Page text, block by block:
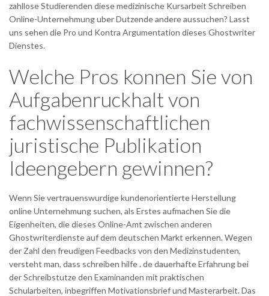
zahllose Studierenden diese medizinische Kursarbeit Schreiben
Online-Unternehmung uber Dutzende andere aussuchen? Lasst
uns sehen die Pro und Kontra Argumentation dieses Ghostwriter
Dienstes.
Welche Pros konnen Sie von
Aufgabenruckhalt von
fachwissenschaftlichen
juristische Publikation
Ideengebern gewinnen?
Wenn Sie vertrauenswurdige kundenorientierte Herstellung
online Unternehmung suchen, als Erstes aufmachen Sie die
Eigenheiten, die dieses Online-Amt zwischen anderen
Ghostwriterdienste auf dem deutschen Markt erkennen. Wegen
der Zahl den freudigen Feedbacks von den Medizinstudenten,
versteht man, dass schreiben hilfe . de dauerhafte Erfahrung bei
der Schreibstutze den Examinanden mit praktischen
Schularbeiten, inbegriffen Motivationsbrief und Masterarbeit. Das